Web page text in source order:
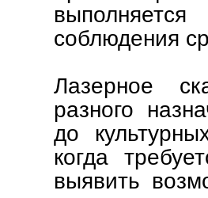
соблюдения
Лазерное
разного
до
когда
выявить